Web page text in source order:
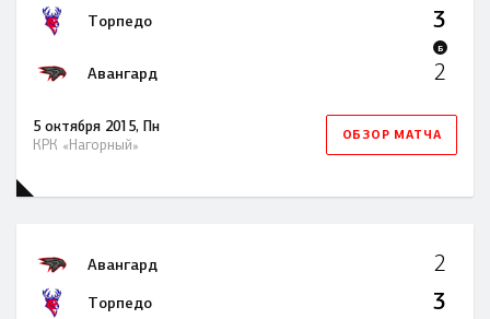
5 октября 2015, Пн
КРК «Нагорный»
Торпедо 3
Б
Авангард 2
ОБЗОР МАТЧА
Авангард 2
Торпедо 3